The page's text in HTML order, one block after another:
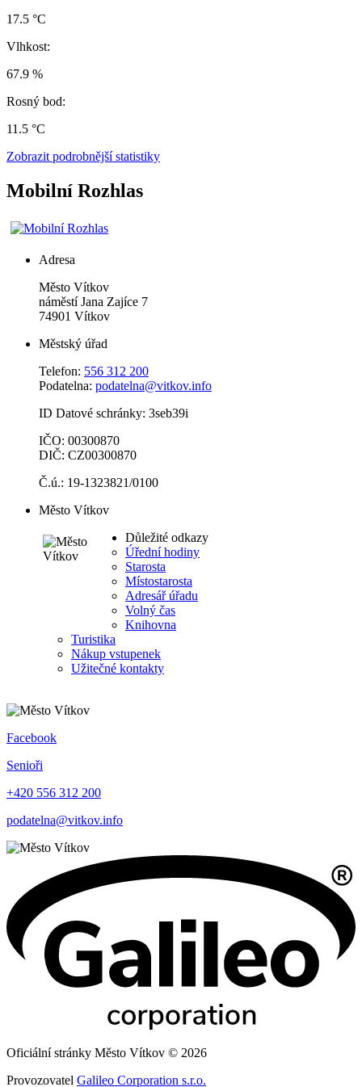
17.5 °C
Vlhkost:
67.9 %
Rosný bod:
11.5 °C
Zobrazit podrobnější statistiky
Mobilní Rozhlas
Adresa
Město Vítkov
náměstí Jana Zajíce 7
74901 Vítkov
Městský úřad
Telefon: 556 312 200
Podatelna: podatelna@vitkov.info
ID Datové schránky: 3seb39i
IČO: 00300870
DIČ: CZ00300870
Č.ú.: 19-1323821/0100
Město Vítkov
Důležité odkazy
Úřední hodiny
Starosta
Místostarosta
Adresář úřadu
Volný čas
Knihovna
Turistika
Nákup vstupenek
Užitečné kontakty
Facebook
Senioři
+420 556 312 200
podatelna@vitkov.info
Oficiální stránky Město Vítkov © 2026
Provozovatel Galileo Corporation s.r.o.